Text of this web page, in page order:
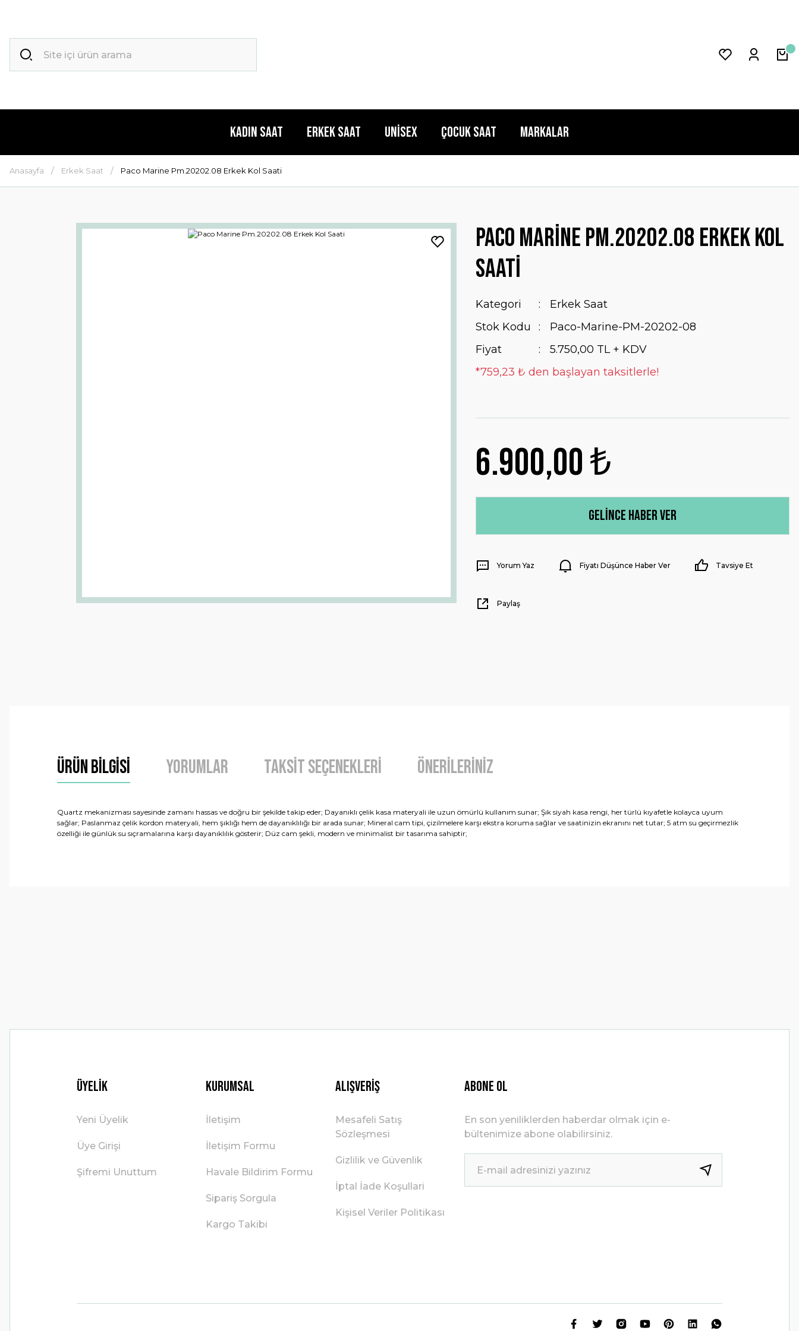
Kadın Saat Erkek Saat Unisex Çocuk Saat Markalar
Anasayfa Erkek Saat Paco Marine Pm.20202.08 Erkek Kol Saati
Paco Marine Pm.20202.08 Erkek Kol
Saati
Kategori
Erkek Saat
Stok Kodu
Paco-Marine-PM-20202-08
Fiyat
5.750,00 TL + KDV
*759,23 ₺ den başlayan taksitlerle!
6.900,00 ₺
Gelince Haber Ver
Yorum Yaz Fiyatı Düşünce Haber Ver Tavsiye Et
Paylaş
Ürün Bilgisi Yorumlar Taksit Seçenekleri Önerileriniz
Quartz mekanizması sayesinde zamanı hassas ve doğru bir şekilde takip eder; Dayanıklı çelik kasa materyali ile uzun ömürlü kullanım sunar; Şık siyah kasa rengi, her türlü kıyafetle kolayca uyum
sağlar; Paslanmaz çelik kordon materyali, hem şıklığı hem de dayanıklılığı bir arada sunar; Mineral cam tipi, çizilmelere karşı ekstra koruma sağlar ve saatinizin ekranını net tutar; 5 atm su geçirmezlik
özelliği ile günlük su sıçramalarına karşı dayanıklılık gösterir; Düz cam şekli, modern ve minimalist bir tasarıma sahiptir;
Üyelik
Yeni Üyelik
Üye Girişi
Şifremi Unuttum
Kurumsal
İletişim
İletişim Formu
Havale Bildirim Formu
Sipariş Sorgula
Kargo Takibi
Alışveriş
Mesafeli Satış
Sözleşmesi
Gizlilik ve Güvenlik
İptal İade Koşullari
Kişisel Veriler Politikası
ABONE OL
En son yeniliklerden haberdar olmak için e-
bültenimize abone olabilirsiniz.